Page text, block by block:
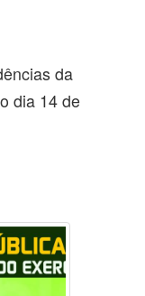
da
dia 14 de